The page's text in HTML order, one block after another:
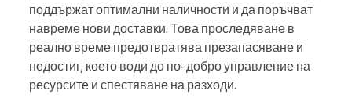
поддържат оптимални наличности и да поръчват
навреме нови доставки. Това проследяване в
реално време предотвратява презапасяване и
недостиг, което води до по-добро управление на
ресурсите и спестяване на разходи.